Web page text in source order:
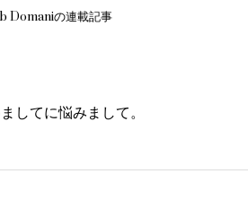
Domaniの連載記事
してに悩みまして。